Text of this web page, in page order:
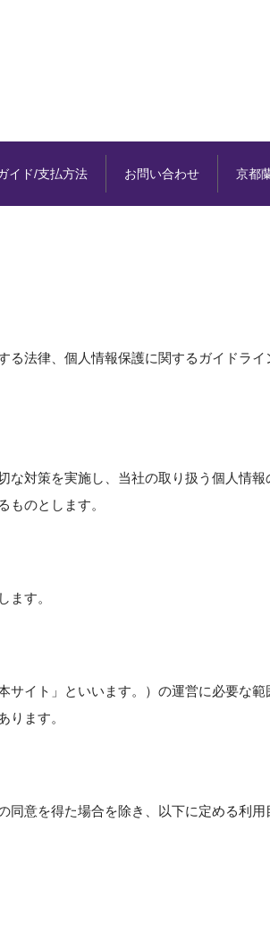
イド/支払方法 お問い合わせ 京都
法律、個人情報保護に関するガイドライ
対策を実施し、当社の取り扱う個人情
のとします。
ます。
イト」といいます。）の運営に必要な範
ります。
意を得た場合を除き、以下に定める利